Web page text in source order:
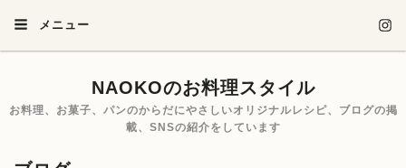
メニュー
NAOKOのお料理スタイル
お料理、お菓子、パンのからだにやさしいオリジナルレシピ、ブログの掲
載、SNSの紹介をしています